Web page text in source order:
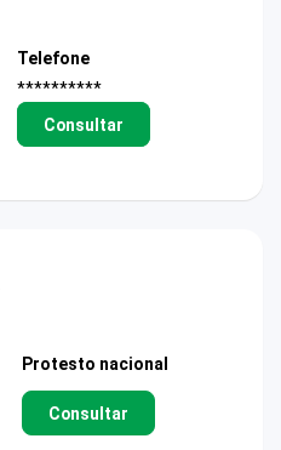
Telefone
**********
Consultar
Protesto nacional
Consultar